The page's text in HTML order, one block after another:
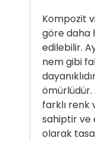
Kompozit
göre daha
edilebilir.
nem gibi
ömürlüdür.
farklı renk
sahiptir ve
olarak